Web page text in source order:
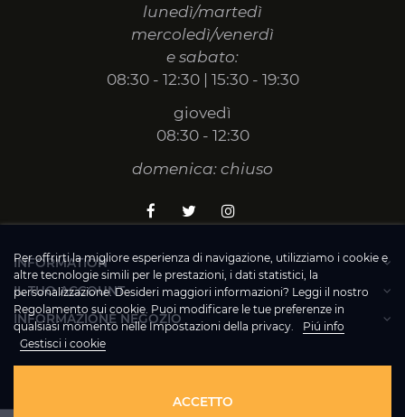
lunedì/martedì
mercoledì/venerdì
e sabato:
08:30 - 12:30 | 15:30 - 19:30
giovedì
08:30 - 12:30
domenica: chiuso
INFORMATION
IL TUO ACCOUNT
INFORMAZIONE NEGOZIO
Per offrirti la migliore esperienza di navigazione, utilizziamo i cookie e
altre tecnologie simili per le prestazioni, i dati statistici, la
personalizzazione. Desideri maggiori informazioni? Leggi il nostro
Regolamento sui cookie. Puoi modificare le tue preferenze in
qualsiasi momento nelle Impostazioni della privacy.
Piú info
Gestisci i cookie
ACCETTO